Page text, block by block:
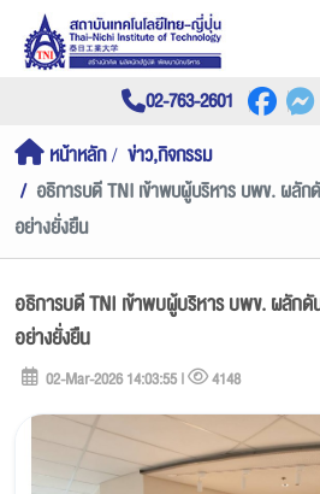
02-763-2601
หน้าหลัก
ข่าว,กิจกรรม
อธิการบดี TNI เข้าพบผู้บริหาร บพข. ผลัก
อย่างยั่งยืน
อธิการบดี TNI เข้าพบผู้บริหาร บพข. ผลัก
อย่างยั่งยืน
02-Mar-2026 14:03:55 | 4148